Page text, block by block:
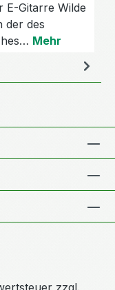
E-Gitarre Wilde
der des
Mehr
zzgl.